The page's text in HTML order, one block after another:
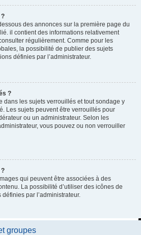
des annonces sur la première page du
il contient des informations relativement
régulièrement. Comme pour les
la possibilité de publier des sujets
définies par l’administrateur.
?
dans les sujets verrouillés et tout sondage y
Les sujets peuvent être verrouillés pour
ou un administrateur. Selon les
vous pouvez ou non verrouiller
qui peuvent être associées à des
La possibilité d’utiliser des icônes de
par l’administrateur.
groupes